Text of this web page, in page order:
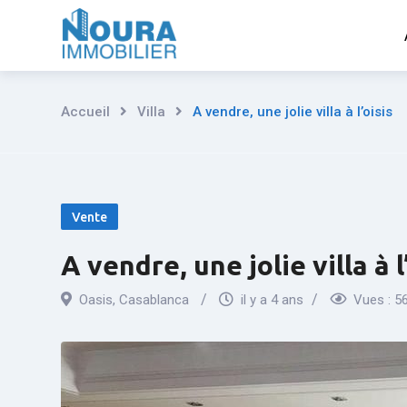
contenu
Accueil Villa A vendre, une jolie villa à l’oisis
Vente
A vendre, une jolie villa à
Oasis, Casablanca il y a 4 ans Vues :